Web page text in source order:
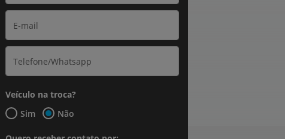
Veículo na troca?
Sim
Não